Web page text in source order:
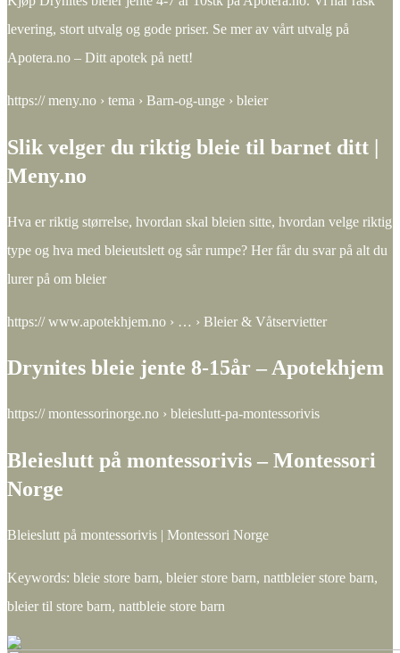
levering, stort utvalg og gode priser. Se mer av vårt utvalg på
Apotera.no – Ditt apotek på nett!
https:// meny.no › tema › Barn-og-unge › bleier
Slik velger du riktig bleie til barnet ditt |
Meny.no
Hva er riktig størrelse, hvordan skal bleien sitte, hvordan velge riktig
type og hva med bleieutslett og sår rumpe? Her får du svar på alt du
lurer på om bleier
https:// www.apotekhjem.no › … › Bleier & Våtservietter
Drynites bleie jente 8-15år – Apotekhjem
https:// montessorinorge.no › bleieslutt-pa-montessorivis
Bleieslutt på montessorivis – Montessori
Norge
Bleieslutt på montessorivis | Montessori Norge
Keywords: bleie store barn, bleier store barn, nattbleier store barn,
bleier til store barn, nattbleie store barn